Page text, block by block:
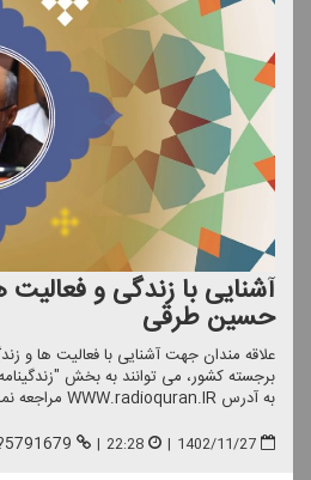
آشنایی با زندگی و
حسین طرقی
علاقه مندان جهت آشنایی با فعالیت ها و
برجسته كشور، می توانند به بخش
به آدرس WWW.radioquran.IR مراجعه نمایند.
1402/11/27
|
22:28
|